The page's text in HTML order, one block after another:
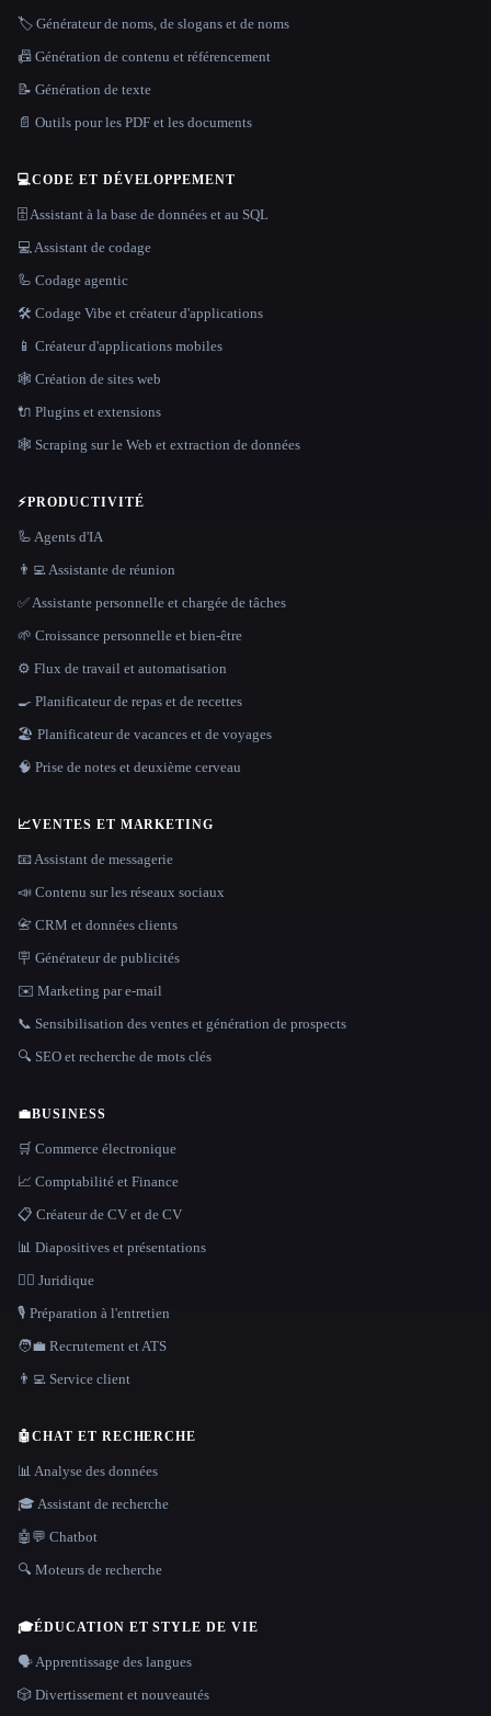
🏷️ Générateur de noms, de slogans et de noms
📠 Génération de contenu et référencement
📝 Génération de texte
📄 Outils pour les PDF et les documents
💻CODE ET DÉVELOPPEMENT
🗄️ Assistant à la base de données et au SQL
💻 Assistant de codage
🦾 Codage agentic
🛠️ Codage Vibe et créateur d'applications
📱 Créateur d'applications mobiles
🕸 Création de sites web
🔌 Plugins et extensions
🕸️ Scraping sur le Web et extraction de données
⚡PRODUCTIVITÉ
🦾 Agents d'IA
👨‍💻 Assistante de réunion
✅ Assistante personnelle et chargée de tâches
🌱 Croissance personnelle et bien-être
⚙️ Flux de travail et automatisation
🍳 Planificateur de repas et de recettes
🏖 Planificateur de vacances et de voyages
🧠 Prise de notes et deuxième cerveau
📈VENTES ET MARKETING
📧 Assistant de messagerie
📣 Contenu sur les réseaux sociaux
📇 CRM et données clients
🪧 Générateur de publicités
✉️ Marketing par e-mail
📞 Sensibilisation des ventes et génération de prospects
🔍 SEO et recherche de mots clés
💼BUSINESS
🛒 Commerce électronique
📈 Comptabilité et Finance
📋 Créateur de CV et de CV
📊 Diapositives et présentations
👩‍⚖️ Juridique
🎙️ Préparation à l'entretien
🧑‍💼 Recrutement et ATS
👨‍💻 Service client
🤖CHAT ET RECHERCHE
📊 Analyse des données
🎓 Assistant de recherche
🤖💬 Chatbot
🔍 Moteurs de recherche
🎓ÉDUCATION ET STYLE DE VIE
🗣️ Apprentissage des langues
🎲 Divertissement et nouveautés